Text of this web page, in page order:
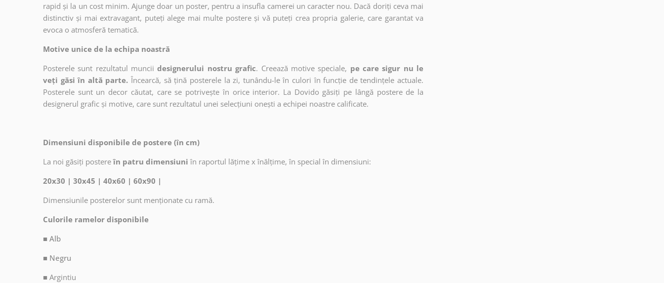
rapid și la un cost minim. Ajunge doar un poster, pentru a insufla camerei un caracter nou. Dacă doriți ceva mai
distinctiv și mai extravagant, puteți alege mai multe postere și vă puteți crea propria galerie, care garantat va
evoca o atmosferă tematică.
Motive unice de la echipa noastră
Posterele sunt rezultatul muncii designerului nostru grafic. Creează motive speciale, pe care sigur nu le
veți găsi în altă parte. Încearcă, să țină posterele la zi, tunându-le în culori în funcție de tendințele actuale.
Posterele sunt un decor căutat, care se potrivește în orice interior. La Dovido găsiți pe lângă postere de la
designerul grafic și motive, care sunt rezultatul unei selecțiuni onești a echipei noastre calificate.
Dimensiuni disponibile de postere (în cm)
La noi găsiți postere în patru dimensiuni în raportul lățime x înălțime, în special în dimensiuni:
20x30 | 30x45 | 40x60 | 60x90 |
Dimensiunile posterelor sunt menționate cu ramă.
Culorile ramelor disponibile
■ Alb
■ Negru
■ Argintiu